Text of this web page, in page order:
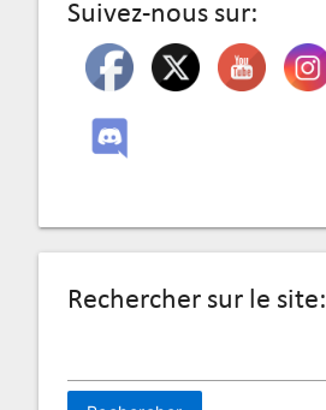
Suivez-nous sur:
Rechercher sur le site: